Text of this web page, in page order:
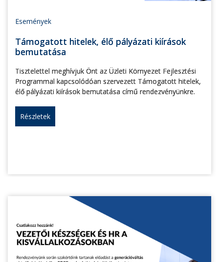
Események
Támogatott hitelek, élő pályázati kiírások
bemutatása
Tisztelettel meghívjuk Önt az Üzleti Környezet Fejlesztési
Programmal kapcsolódóan szervezett Támogatott hitelek,
élő pályázati kiírások bemutatása című rendezvényünkre.
Részletek